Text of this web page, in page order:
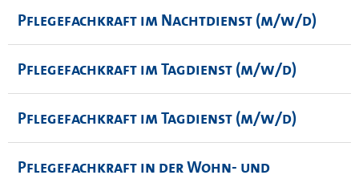
Pflegefachkraft im Nachtdienst (m/w/d)
Pflegefachkraft im Tagdienst (m/w/d)
Pflegefachkraft im Tagdienst (m/w/d)
Pflegefachkraft in der Wohn- und